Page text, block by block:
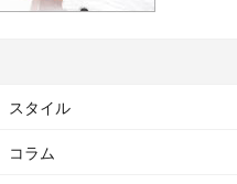
スタイル
コラム